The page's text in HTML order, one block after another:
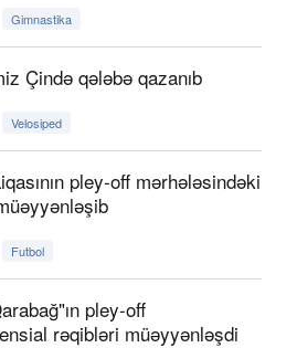
Gimnastika
Çində qələbə qazanıb
Velosiped
pley-off mərhələsindəki
Futbol
pley-off
rəqibləri müəyyənləşdi